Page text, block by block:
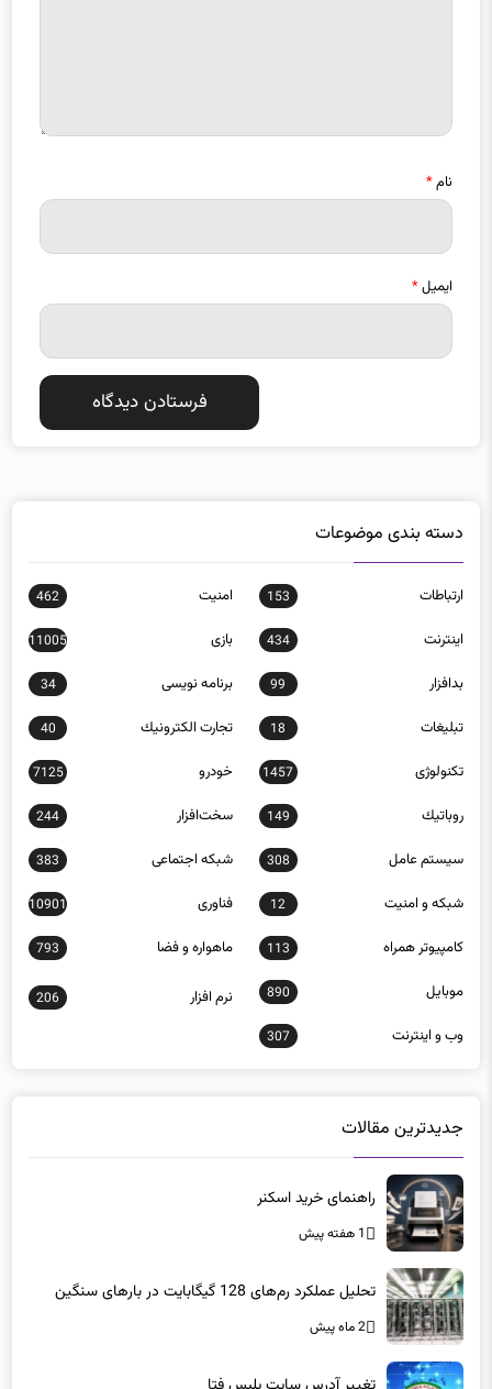
ایمیل*
ارتباطات
اينترنت 434 بازی 11005
بدافزار 99 برنامه نويسی 34
تبلیغات 18 تجارت الكترونيك 40
تکنولوژی 1457 خودرو 7125
روباتيك 149 سخت‌افزار 244
سيستم عامل 308 شبكه اجتماعی 383
شبكه و امنيت 12 فناوری 10901
كامپيوتر همراه 113 ماهواره و فضا 793
موبايل 890
206
وب و اينترنت 307
راهنمای خرید اسکنر
1 هفته پیش
2 ماه پیش